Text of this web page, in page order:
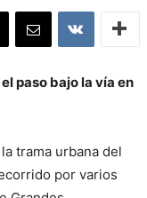
paso bajo la vía en
trama urbana del
por varios